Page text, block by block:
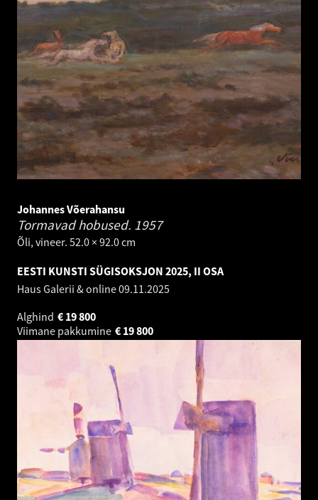
Johannes Võerahansu
Tormavad hobused. 1957
Õli, vineer. 52.0 × 92.0 cm
EESTI KUNSTI SÜGISOKSJON 2025, II OSA
Haus Galerii & online09.11.2025
Alghind
19 800
€
Viimane pakkumine
19 800
€